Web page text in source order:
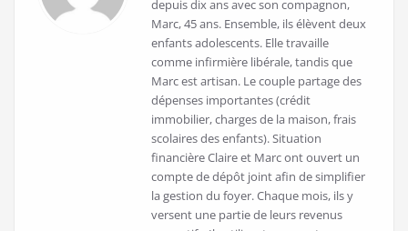
depuis dix ans avec son compagnon,
Marc, 45 ans. Ensemble, ils élèvent deux
enfants adolescents. Elle travaille
comme infirmière libérale, tandis que
Marc est artisan. Le couple partage des
dépenses importantes (crédit
immobilier, charges de la maison, frais
scolaires des enfants). Situation
financière Claire et Marc ont ouvert un
compte de dépôt joint afin de simplifier
la gestion du foyer. Chaque mois, ils y
versent une partie de leurs revenus